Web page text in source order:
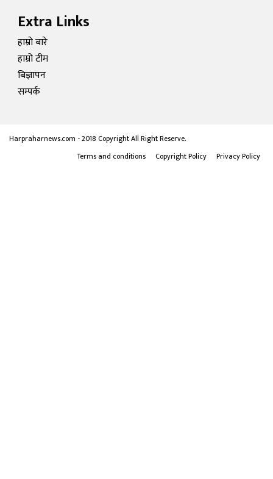
Extra Links
हाम्रो बारे
हाम्रो टीम
बिज्ञापन
सम्पर्क
Harpraharnews.com - 2018 Copyright All Right Reserve.
Terms and conditions
Copyright Policy Privacy Policy